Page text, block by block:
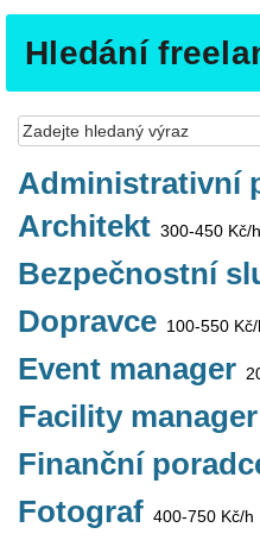
Hledání
Administrativní
Architekt 300-450 Kč/h
Bezpečnostní
Dopravce 100-550 Kč/
Event manager
Facility manager
Finanční
Fotograf 400-750 Kč/h